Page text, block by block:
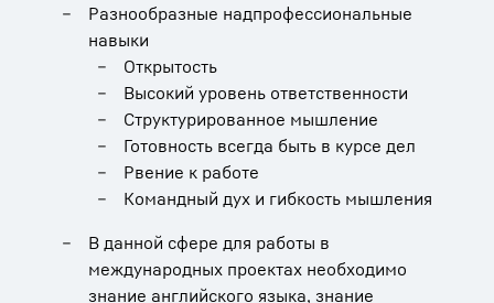
Разнообразные надпрофессиональные
навыки
Открытость
Высокий уровень ответственности
Структурированное мышление
Готовность всегда быть в курсе дел
Рвение к работе
Командный дух и гибкость мышления
В данной сфере для работы в
международных проектах необходимо
знание английского языка, знание